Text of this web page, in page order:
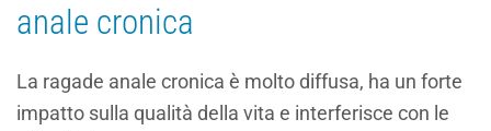
anale cronica
La ragade anale cronica è molto diffusa, ha un forte
impatto sulla qualità della vita e interferisce con le